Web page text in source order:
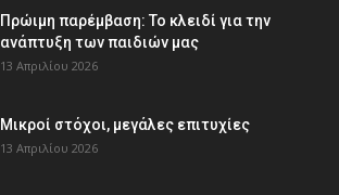
Πρώιμη παρέμβαση: Το κλειδί για την
ανάπτυξη των παιδιών µας
13 Απριλίου 2026
Μικροί στόχοι, μεγάλες επιτυχίες
13 Απριλίου 2026